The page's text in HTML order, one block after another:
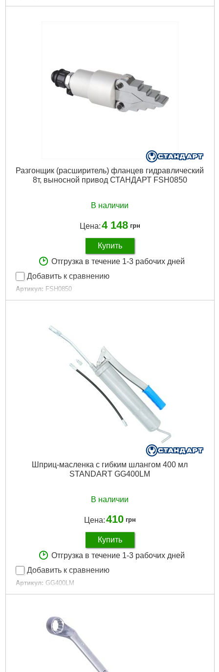
Код товара: 31.01.83
Разгонщик (расширитель) фланцев гидравлический
8т, выносной привод СТАНДАРТ FSH0850
В наличии
Цена:4 148 грн
Купить
Отгрузка в течение 1-3 рабочих дней
Добавить к сравнению
Артикул: FSH0850
Код товара: 31.01.82
Шприц-масленка с гибким шлангом 400 мл
STANDART GG400LM
В наличии
Цена:410 грн
Купить
Отгрузка в течение 1-3 рабочих дней
Добавить к сравнению
Артикул: GG400LM
Код товара: 30.92.08